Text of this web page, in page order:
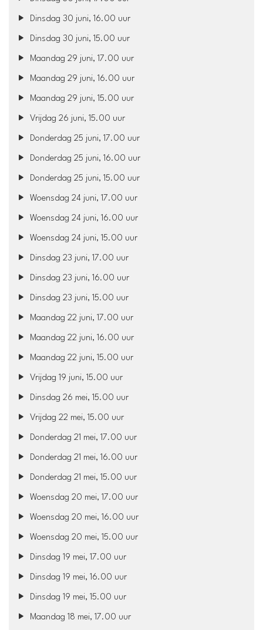
Dinsdag 30 juni, 16.00 uur
Dinsdag 30 juni, 15.00 uur
Maandag 29 juni, 17.00 uur
Maandag 29 juni, 16.00 uur
Maandag 29 juni, 15.00 uur
Vrijdag 26 juni, 15.00 uur
Donderdag 25 juni, 17.00 uur
Donderdag 25 juni, 16.00 uur
Donderdag 25 juni, 15.00 uur
Woensdag 24 juni, 17.00 uur
Woensdag 24 juni, 16.00 uur
Woensdag 24 juni, 15.00 uur
Dinsdag 23 juni, 17.00 uur
Dinsdag 23 juni, 16.00 uur
Dinsdag 23 juni, 15.00 uur
Maandag 22 juni, 17.00 uur
Maandag 22 juni, 16.00 uur
Maandag 22 juni, 15.00 uur
Vrijdag 19 juni, 15.00 uur
Dinsdag 26 mei, 15.00 uur
Vrijdag 22 mei, 15.00 uur
Donderdag 21 mei, 17.00 uur
Donderdag 21 mei, 16.00 uur
Donderdag 21 mei, 15.00 uur
Woensdag 20 mei, 17.00 uur
Woensdag 20 mei, 16.00 uur
Woensdag 20 mei, 15.00 uur
Dinsdag 19 mei, 17.00 uur
Dinsdag 19 mei, 16.00 uur
Dinsdag 19 mei, 15.00 uur
Maandag 18 mei, 17.00 uur